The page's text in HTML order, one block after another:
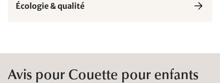
Écologie & qualité
Avis pour Couette pour enfants